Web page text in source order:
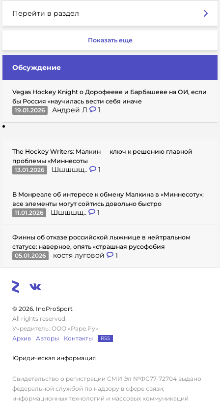
Перейти в раздел
Показать еще
Обсуждение
Vegas Hockey Knight о Дорофееве и Барбашеве на ОИ, если
бы Россия «научилась вести себя иначе
19.01.2026
Андрей Л 1
The Hockey Writers: Малкин — ключ к решению главной
проблемы «Миннесоты
13.01.2026
Шшшшщ.. 1
В Монреале об интересе к обмену Малкина в «Миннесоту»:
все элементы могут сойтись довольно быстро
11.01.2026
Шшшшщ.. 1
Финны об отказе российской лыжнице в нейтральном
статусе: наверное, опять «страшная русофобия
05.01.2026
костя луговой 1
© 2026. InoProSport
All rights reserved.
Учредитель: ООО «Раре.Ру»
Архив
Авторы Контакты RSS
Юридическая информация
Свидетельство о регистрации СМИ Эл №ФС77-72704 выдано
федеральной службой по надзору в сфере связи,
информационных технологий и массовых коммуникаций